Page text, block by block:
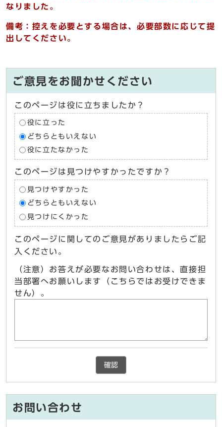
なりました。
備考：控えを必要とする場合は、必要部数に応じて提
出してください。
ご意見をお聞かせください
このページは役に立ちましたか？
役に立った
どちらともいえない
役に立たなかった
このページは見つけやすかったですか？
見つけやすかった
どちらともいえない
見つけにくかった
このページに関してのご意見がありましたらご記
入ください。
（注意）お答えが必要なお問い合わせは、直接担
当部署へお願いします（こちらではお受けできま
せん）。
確認
お問い合わせ